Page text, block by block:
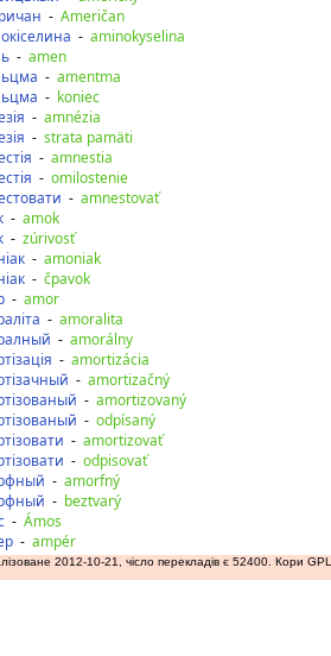
- Američan
- aminokyselina
- amen
- amentma
- koniec
- amnézia
- strata pamäti
- amnestia
- omilostenie
- amnestovať
- amok
- zúrivosť
- amoniak
- čpavok
- amor
- amoralita
- amorálny
- amortizácia
- amortizačný
- amortizovaný
- odpísaný
- amortizovať
- odpisovať
- amorfný
- beztvarý
- Ámos
- ampér
2012-10-21, чісло перекладів є 52400. Кори GPL.